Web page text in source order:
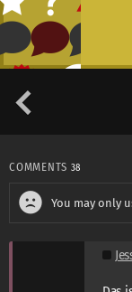
COMMENTS 38
You may only